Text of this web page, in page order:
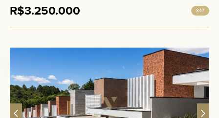
R$3.250.000 847